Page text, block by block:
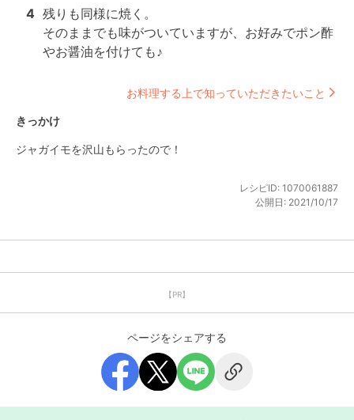
4 残りも同様に焼く。
そのままでも味がついていますが、お好みでポン酢
やお醤油を付けても♪
お料理する上で知っていただきたいこと
きっかけ
ジャガイモを沢山もらったので！
レシピID: 1070061887
公開日: 2021/10/17
【PR】
ページをシェアする